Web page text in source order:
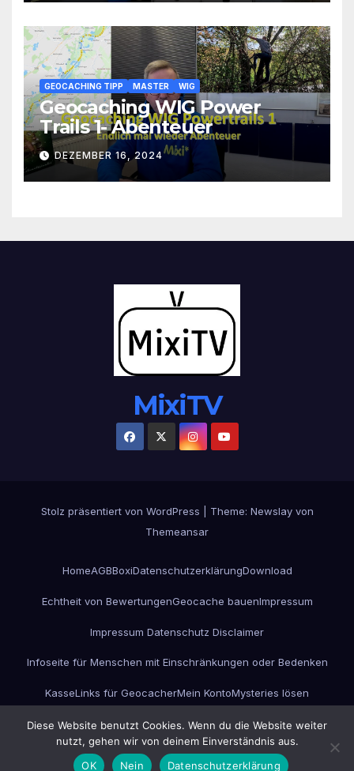
GEOCACHING TIPP MASTER WIG
Geocaching WIG Power
Trails 1- Abenteuer
DEZEMBER 16, 2024
MixiTV
Stolz präsentiert von WordPress Theme: Newslayvon
Themeansar
HomeAGBBoxiDatenschutzerklärungDownload
Echtheit von BewertungenGeocache bauenImpressum
Impressum Datenschutz Disclaimer
Infoseite für Menschen mit Einschränkungen oder Bedenken
KasseLinks für GeocacherMein KontoMysteries lösen
Projekt GC-ESC-BoxUnterwegsVersandartenWarenkorb Werbung
WiderrufsbelehrungZahlungsarten
Diese Website benutzt Cookies. Wenn du die Website weiter
nutzt, gehen wir von deinem Einverständnis aus.
OK
Nein Datenschutzerklärung